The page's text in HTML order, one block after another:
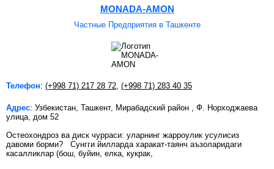
MONADA-AMON
Частные Предприятия в Ташкенте
Телефон: (+998 71) 217 28 72 (+998 71) 283 40 35
Адрес: Узбекистан, Ташкент, Мирабадский район , Ф. Норходжаева
улица, дом 52
Остеохондроз ва диск чурраси: уларнинг жарроулик усулисиз
давоми борми? Сунгги йилларда харакат-таянч аъзоларидаги
касалликлар (бош, буйин, елка, кукрак,